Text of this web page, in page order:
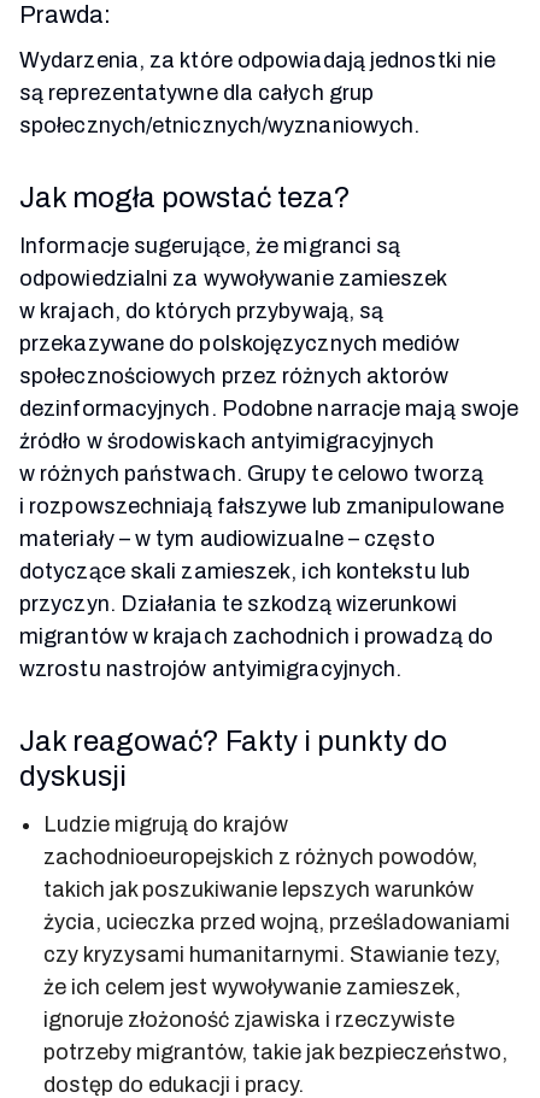
Prawda:
Wydarzenia, za które odpowiadają jednostki nie
są reprezentatywne dla całych grup
społecznych/etnicznych/wyznaniowych.
Jak mogła powstać teza?
Informacje sugerujące, że migranci są
odpowiedzialni za wywoływanie zamieszek
w krajach, do których przybywają, są
przekazywane do polskojęzycznych mediów
społecznościowych przez różnych aktorów
dezinformacyjnych. Podobne narracje mają swoje
źródło w środowiskach antyimigracyjnych
w różnych państwach. Grupy te celowo tworzą
i rozpowszechniają fałszywe lub zmanipulowane
materiały – w tym audiowizualne – często
dotyczące skali zamieszek, ich kontekstu lub
przyczyn. Działania te szkodzą wizerunkowi
migrantów w krajach zachodnich i prowadzą do
wzrostu nastrojów antyimigracyjnych.
Jak reagować? Fakty i punkty do
dyskusji
Ludzie migrują do krajów
zachodnioeuropejskich z różnych powodów,
takich jak poszukiwanie lepszych warunków
życia, ucieczka przed wojną, prześladowaniami
czy kryzysami humanitarnymi. Stawianie tezy,
że ich celem jest wywoływanie zamieszek,
ignoruje złożoność zjawiska i rzeczywiste
potrzeby migrantów, takie jak bezpieczeństwo,
dostęp do edukacji i pracy.